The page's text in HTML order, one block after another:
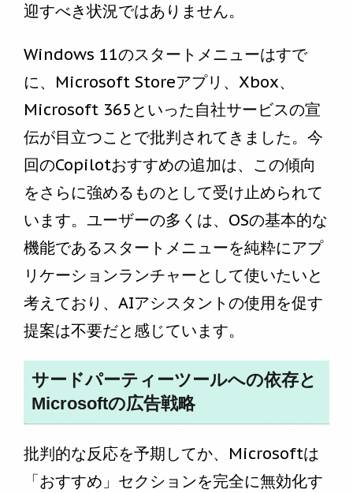
迎すべき状況ではありません。
Windows 11のスタートメニューはすで
に、Microsoft Storeアプリ、Xbox、
Microsoft 365といった自社サービスの宣
伝が目立つことで批判されてきました。今
回のCopilotおすすめの追加は、この傾向
をさらに強めるものとして受け止められて
います。ユーザーの多くは、OSの基本的な
機能であるスタートメニューを純粋にアプ
リケーションランチャーとして使いたいと
考えており、AIアシスタントの使用を促す
提案は不要だと感じています。
サードパーティーツールへの依存と
Microsoftの広告戦略
批判的な反応を予期してか、Microsoftは
「おすすめ」セクションを完全に無効化す